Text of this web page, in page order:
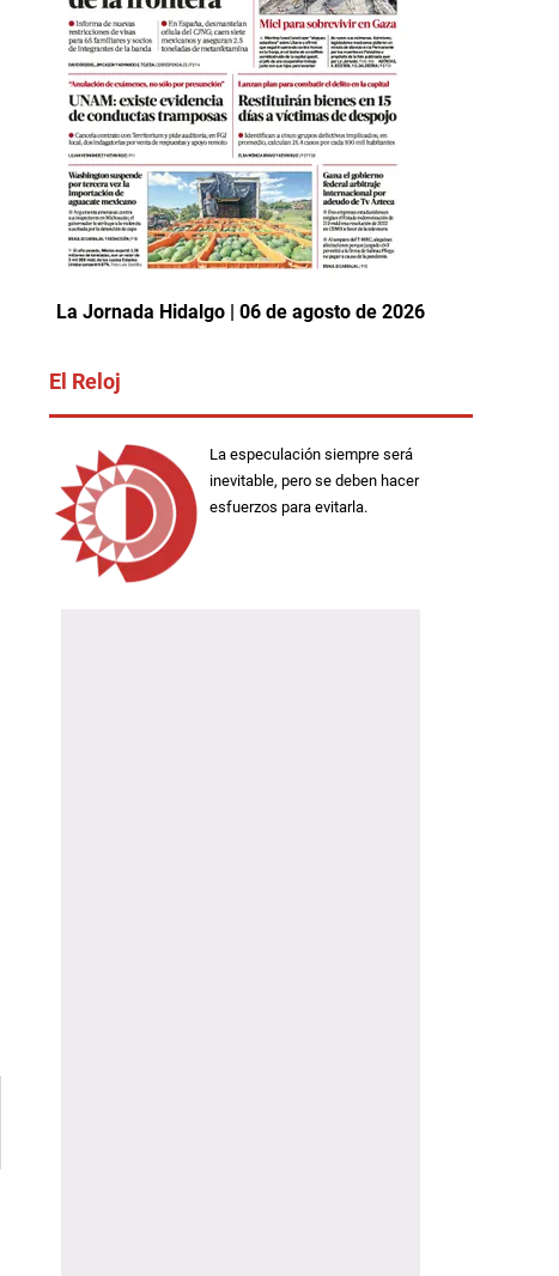
La Jornada Hidalgo | 06 de agosto de 2026
El Reloj
La especulación siempre será
inevitable, pero se deben hacer
esfuerzos para evitarla.